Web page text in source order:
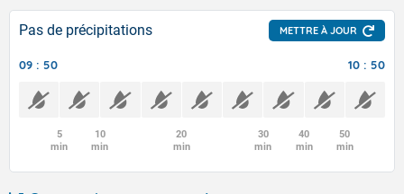
Pas de précipitations METTRE À JOUR
09 : 50 10 : 50
5
min
10
min
20
min
30
min
40
min
50
min